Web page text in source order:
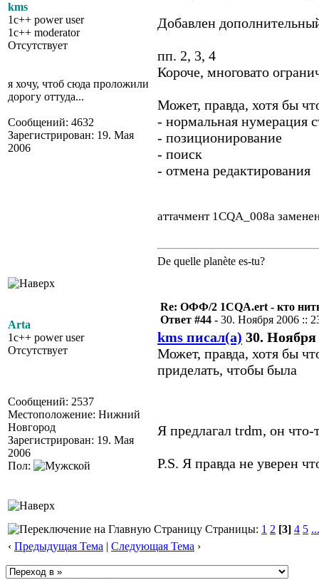
kms
1c++ power user
1c++ moderator
Отсутствует
я хочу, чтоб сюда проложили
дорогу оттуда...
Сообщений: 4632
Зарегистрирован: 19. Мая
2006
Добавлен
пп. 2, 3, 4
Короче, многовато
Может, правда, хотя бы
- нормальная нумерация
- позиционирование
- поиск
- отмена редактирования
аттачмент 1CQA_008a
De quelle planète es-tu?
Arta
1c++ power user
Отсутствует
Сообщений: 2537
Местоположение: Нижний
Новгород
Зарегистрирован: 19. Мая
2006
Пол:
Re: ОФФ/2 1CQA.ert - кто
Ответ #44 - 30. Ноября 2006 ::
kms писал(а) 30.
Может, правда, хотя бы
приделать, чтобы была
Я предлагал trdm, он
P.S. Я правда не уверен
Страницы: 1 2 [3] 4 5 ...
‹ Предыдущая Тема | Следующая Тема ›